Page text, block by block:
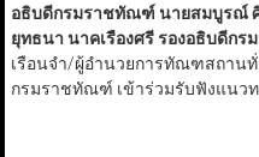
อธิบดีกรมราชทัณฑ์ นายสมบูรณ์
ยุทธนา นาคเรืองศรีรองอธิบดีกร
เรือนจำ/ผู้อำนวยการทัณฑสถานทั่
กรมราชทัณฑ์ เข้าร่วมรับฟังแนว